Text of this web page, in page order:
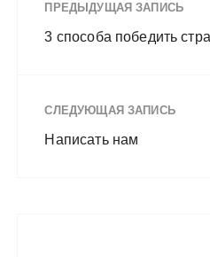
ПРЕДЫДУЩАЯ ЗАПИСЬ
3 способа победить
СЛЕДУЮЩАЯ ЗАПИСЬ
Написать нам